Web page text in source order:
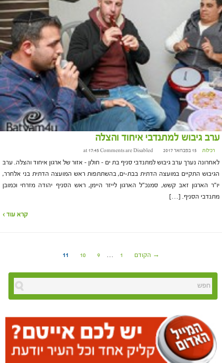
ערב גיבוש למתנדבי איחוד והצלה
רכילות 15 בפברואר 2017 at 17:45 Comments are Disabled
לאחרונה נערך ערב גיבוש למתנדבי סניף בת ים – חולון – אזור של ארגון איחוד והצלה. ערב
הגיבוש התקיים במועצה הדתית בבת-ים, בהשתתפות ראש המועצה הדתית בני אלחרר,
יו"ר הארגון זאב קשש, סמנכ"ל הארגון לייזר היימן, ראש הסניף יהודה מזרחי וכמובן
מתנדבי הסניף. […]
קרא עוד ›
→ הקודם 1
…
9
10
11